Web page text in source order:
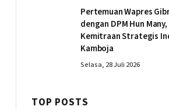
Pertemuan Wapres
dengan DPM Hun
Kemitraan Strategis
Kamboja
Selasa, 28 Juli 2026
TOP POSTS